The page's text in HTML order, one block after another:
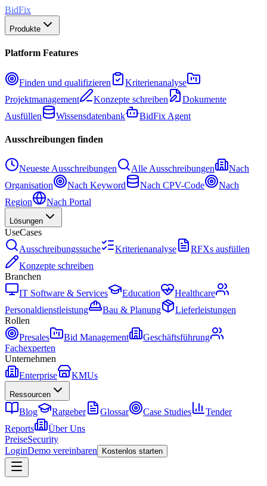
BidFix
Produkte
Platform Features
Finden und qualifizieren
Kriterienanalyse
Projektmanagement
Konzepte schreiben
Dokumente
Ausfüllen
Wissensdatenbank BidFix Agent
Ausschreibungen finden
Neueste Ausschreibungen Alle Ausschreibungen
Nach
Organisation
Nach Keyword Nach CPV-Code
Nach
Region
Nach Portal
Lösungen
UseCases
Ausschreibungssuche
Kriterienanalyse
RFXs ausfüllen
Konzepte schreiben
Branchen
IT Software & Services
Education
Healthcare
Personaldienstleistung
Bau & Planung
Lieferleistungen
Rollen
Presales
Bid Management
Geschäftsführung
Fachexperten
Unternehmen
Enterprise
KMUs
Ressourcen
Blog Ratgeber Glossar Case Studies
Tender
Reports
Über Uns
PreiseSecurity
LoginDemo vereinbaren Kostenlos starten